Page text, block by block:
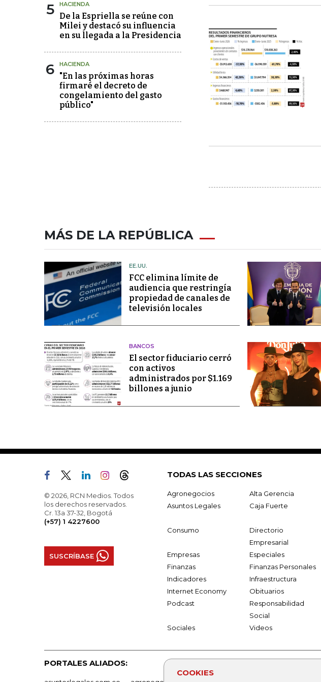
COOKIES
5 HACIENDA
De la Espriella se reúne con
Milei y destacó su influencia
en su llegada a la Presidencia
6 HACIENDA
"En las próximas horas
firmaré el decreto de
congelamiento del gasto
público"
MÁS DE LA REPÚBLICA
EE.UU.
FCC elimina límite de
audiencia que restringía
propiedad de canales de
televisión locales
BANCOS
El sector fiduciario cerró
con activos
administrados por $1.169
billones a junio
© 2026, RCN Medios. Todos
los derechos reservados.
Cr. 13a 37-32, Bogotá
(+57) 1 4227600
SUSCRÍBASE
TODAS LAS SECCIONES
Agronegocios Alta Gerencia
Asuntos Legales
Caja Fuerte
Consumo
Directorio
Empresarial
Empresas Especiales
Finanzas
Finanzas Personales
Indicadores
Infraestructura
Internet Economy
Obituarios
Podcast
Responsabilidad
Social
Sociales Videos
PORTALES ALIADOS: